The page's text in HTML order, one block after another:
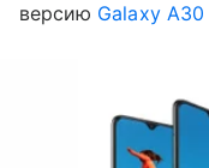
версию Galaxy A30